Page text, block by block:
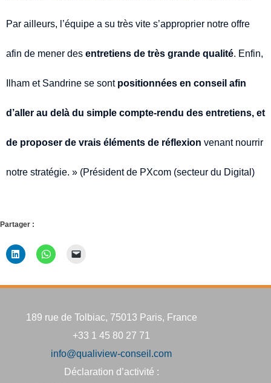
Par ailleurs, l’équipe a su très vite s’approprier notre offre
afin de mener des entretiens de très grande qualité. Enfin,
Ilham et Sandrine se sont positionnées en conseil afin
d’aller au delà du simple compte-rendu des entretiens, et
de proposer de vrais éléments de réflexion venant nourrir
notre stratégie. » (Président de PXcom (secteur du Digital)
Partager :
189 rue de Tolbiac, 75013 Paris, France
+33 1 45 80 27 71
info@qualiview-conseil.com
Déclaration d’activité :